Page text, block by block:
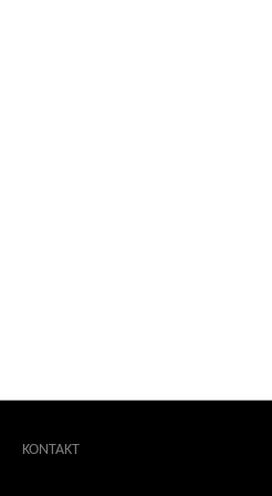
KONTAKT